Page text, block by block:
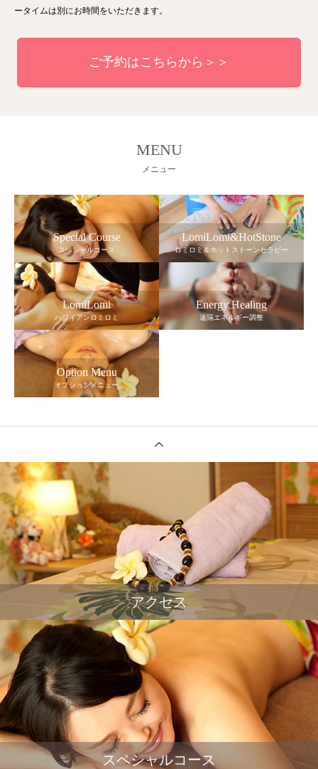
ータイムは別にお時間をいただきます。
ご予約はこちらから＞＞
MENU
メニュー
Special Course
スペシャルコース
LomiLomi&HotStone
ロミロミ＆ホットストーンセラピー
LomiLomi
ハワイアンロミロミ
Energy Healing
遠隔エネルギー調整
Option Menu
オプションメニュー
アクセス
スペシャルコース